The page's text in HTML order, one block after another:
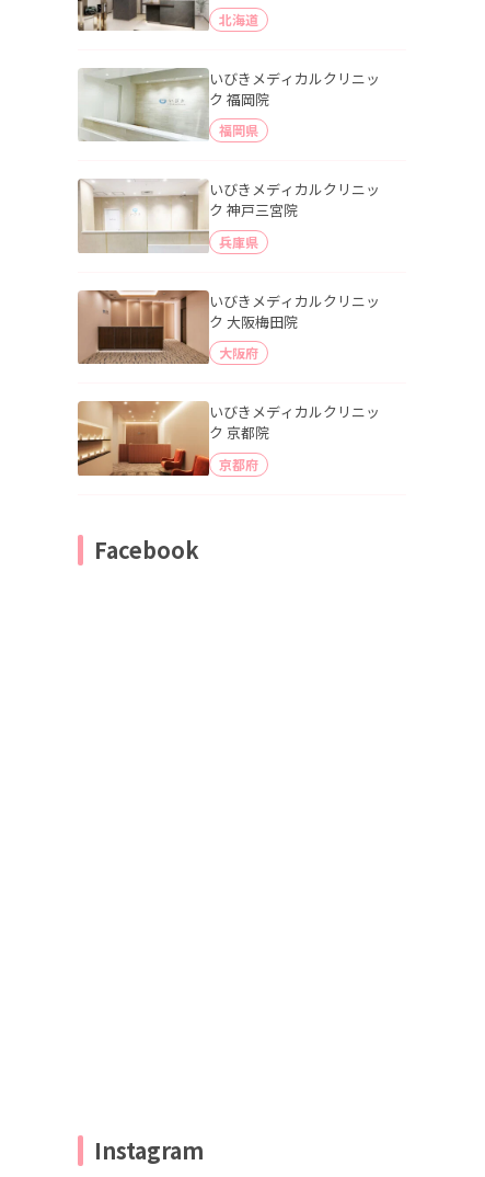
北海道
いびきメディカルクリニッ
ク 福岡院
福岡県
いびきメディカルクリニッ
ク 神戸三宮院
兵庫県
いびきメディカルクリニッ
ク 大阪梅田院
大阪府
いびきメディカルクリニッ
ク 京都院
京都府
Facebook
Instagram